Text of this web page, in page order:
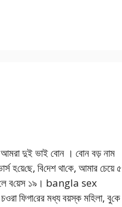
দুই ভাই বোন । বোন বড় নাম
হ‌য়ে‌ছে, বি‌দেশ থা‌কে, আমার চেয়ে ৫
ব‌য়েস ১৯। bangla sex
ফিগা‌রের মধ্য‌ বয়স্ক মহিলা, বু‌কে